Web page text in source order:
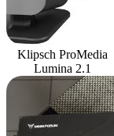
Klipsch ProMedia
Lumina 2.1